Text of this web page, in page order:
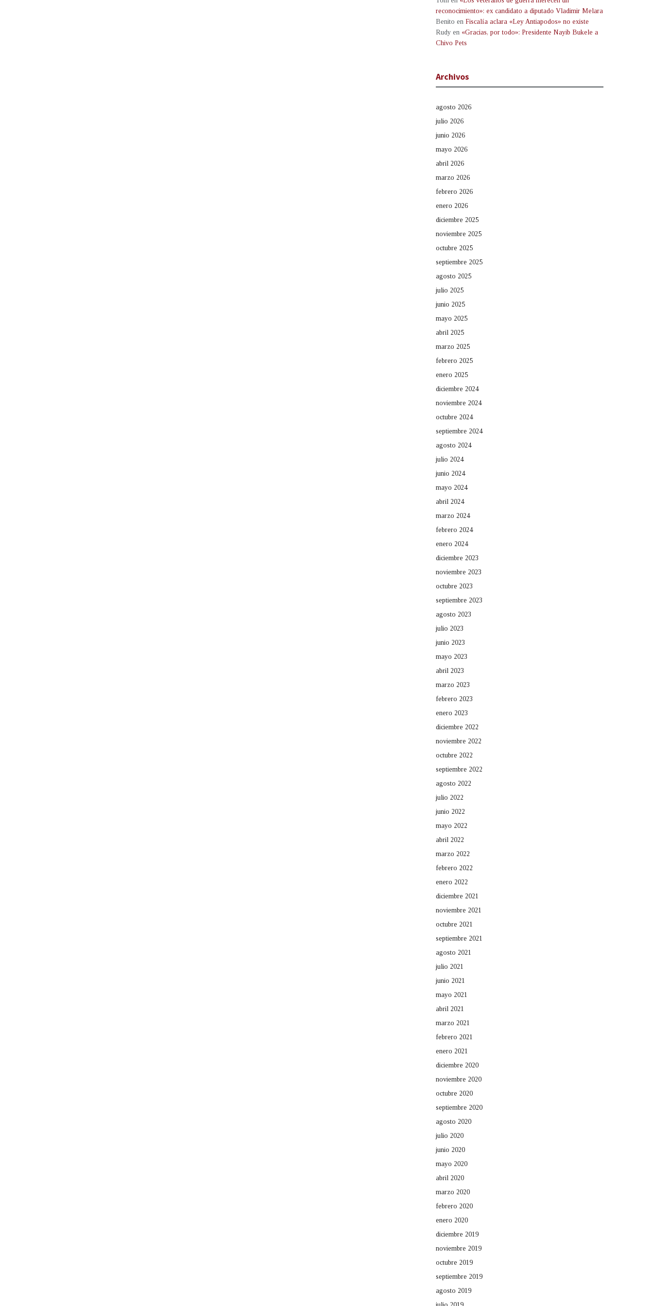
reconocimiento»: ex candidato a diputado Vladimir Melara
Benito en Fiscalía aclara «Ley Antiapodos» no existe
Rudy en «Gracias, por todo»: Presidente Nayib Bukele a
Chivo Pets
Archivos
agosto 2026
julio 2026
junio 2026
mayo 2026
abril 2026
marzo 2026
febrero 2026
enero 2026
diciembre 2025
noviembre 2025
octubre 2025
septiembre 2025
agosto 2025
julio 2025
junio 2025
mayo 2025
abril 2025
marzo 2025
febrero 2025
enero 2025
diciembre 2024
noviembre 2024
octubre 2024
septiembre 2024
agosto 2024
julio 2024
junio 2024
mayo 2024
abril 2024
marzo 2024
febrero 2024
enero 2024
diciembre 2023
noviembre 2023
octubre 2023
septiembre 2023
agosto 2023
julio 2023
junio 2023
mayo 2023
abril 2023
marzo 2023
febrero 2023
enero 2023
diciembre 2022
noviembre 2022
octubre 2022
septiembre 2022
agosto 2022
julio 2022
junio 2022
mayo 2022
abril 2022
marzo 2022
febrero 2022
enero 2022
diciembre 2021
noviembre 2021
octubre 2021
septiembre 2021
agosto 2021
julio 2021
junio 2021
mayo 2021
abril 2021
marzo 2021
febrero 2021
enero 2021
diciembre 2020
noviembre 2020
octubre 2020
septiembre 2020
agosto 2020
julio 2020
junio 2020
mayo 2020
abril 2020
marzo 2020
febrero 2020
enero 2020
diciembre 2019
noviembre 2019
octubre 2019
septiembre 2019
agosto 2019